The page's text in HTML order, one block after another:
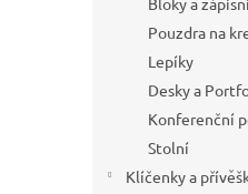
Pouzdra na
Lepíky
Desky a
Konferenční
Stolní
Klíčenky a